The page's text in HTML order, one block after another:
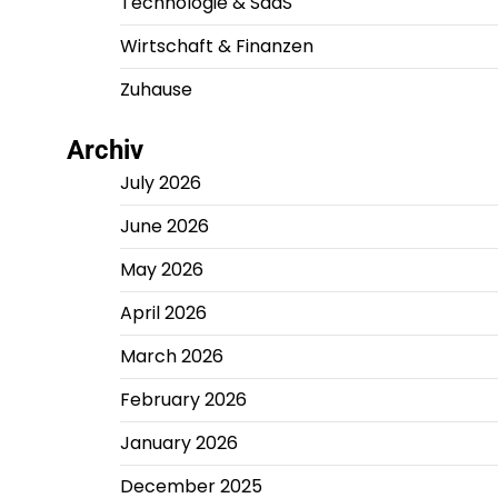
Wirtschaft & Finanzen
Zuhause
Archiv
July 2026
June 2026
May 2026
April 2026
March 2026
February 2026
January 2026
December 2025